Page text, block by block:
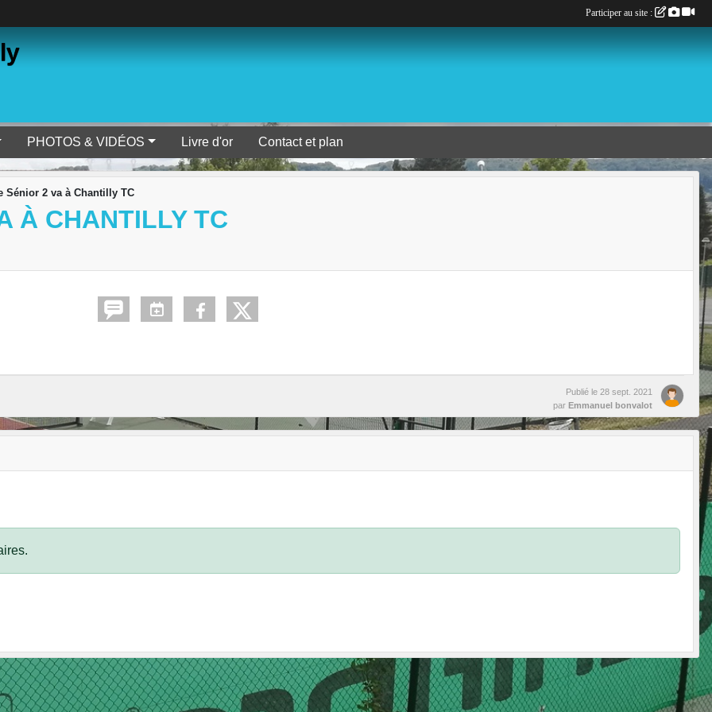
PHOTOS & VIDÉOS Livre d'or Contact et plan
Sénior 2 va à Chantilly TC
À CHANTILLY TC
Publié le 28 sept. 2021
par Emmanuel bonvalot
Participer au site :